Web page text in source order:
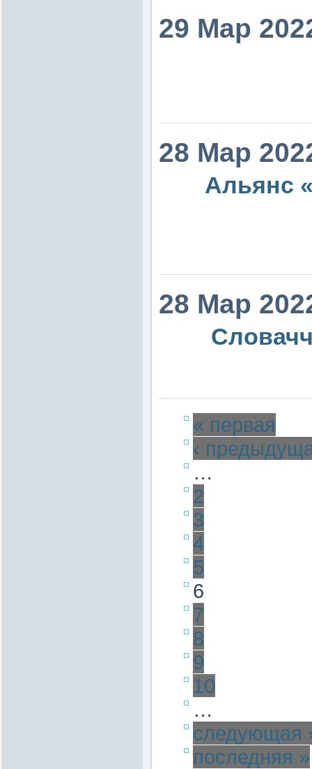
29 Мар
28 Мар
Альянс
28 Мар
« первая
‹
…
2
3
4
5
6
7
8
9
10
…
следующая
последняя »